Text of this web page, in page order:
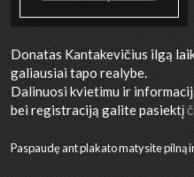
Donatas Kantakevičius ilgą
galiausiai tapo realybe.
Dalinuosi kvietimu ir
bei registraciją galite pasiektį
Paspaudę ant plakato matysite pilną